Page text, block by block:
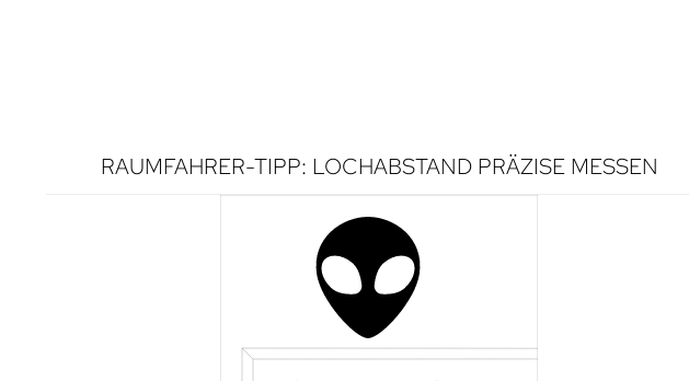
RAUMFAHRER-TIPP: LOCHABSTAND PRÄZISE MESSEN